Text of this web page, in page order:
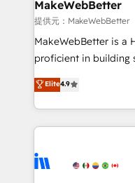
fuel long-term success We connect the entire
customer lifecycle
ensure long-term
and service to drive
HubSpot
teams has worked with
explore whether S2 is
MakeWebBetter
提供元：MakeWebBetter
MakeWebBetter is a
proficient in building
operational
growing tech-enabler
hands you the blend
eminent solutions &
Elite Partners with
Elite4.9